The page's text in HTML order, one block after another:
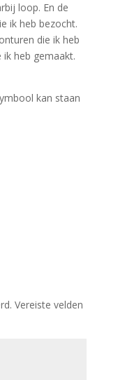
loop. En de
ik heb bezocht.
die ik heb
heb gemaakt.
kan staan
Vereiste velden